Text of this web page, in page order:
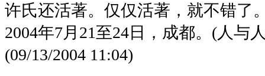
许氏还活著。仅仅活著，就不错了
2004年7月21至24日，成都。(人与
(09/13/2004 11:04)